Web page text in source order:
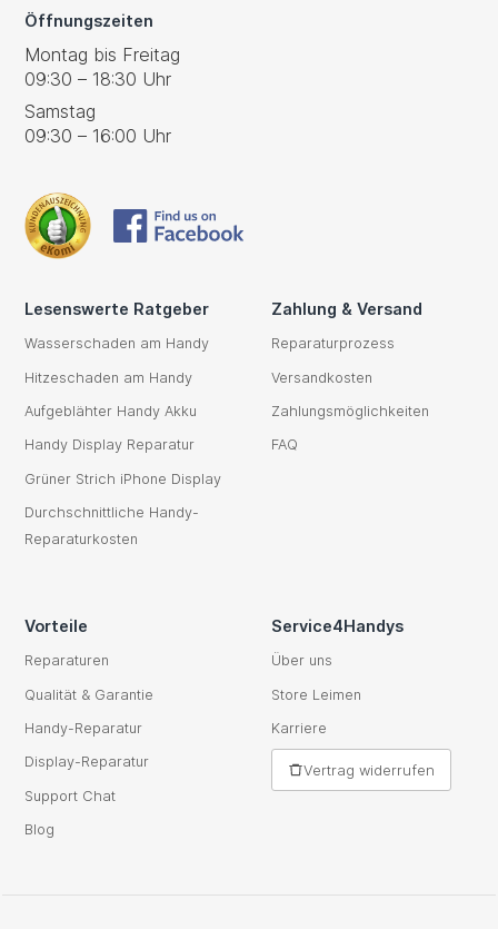
Öffnungszeiten
Montag bis Freitag
09:30 – 18:30 Uhr
Samstag
09:30 – 16:00 Uhr
Lesenswerte Ratgeber
Wasserschaden am Handy
Hitzeschaden am Handy
Aufgeblähter Handy Akku
Handy Display Reparatur
Grüner Strich iPhone Display
Durchschnittliche Handy-
Reparaturkosten
Zahlung & Versand
Reparaturprozess
Versandkosten
Zahlungsmöglichkeiten
FAQ
Vorteile
Reparaturen
Qualität & Garantie
Handy-Reparatur
Display-Reparatur
Support Chat
Blog
Service4Handys
Über uns
Store Leimen
Karriere
Vertrag widerrufen